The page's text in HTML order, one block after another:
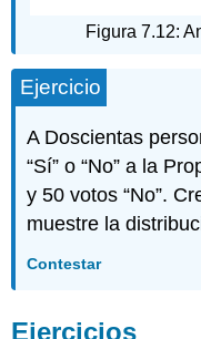
Figura 7.12:
Ejercicio
A Doscientas
“Sí” o “No” a la
y 50 votos “No”.
muestre la
Contestar
Ejercicios